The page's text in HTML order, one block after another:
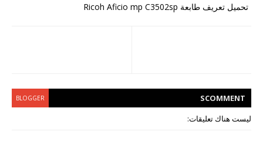
تحميل تعريف طابعة Ricoh Aficio mp C3502sp
COMMENT
S
BLOGGER
ليست هناك تعليقات: